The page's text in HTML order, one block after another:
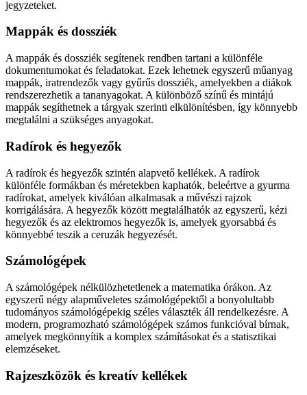
jegyzeteket.
Mappák és dossziék
A mappák és dossziék segítenek rendben tartani a különféle
dokumentumokat és feladatokat. Ezek lehetnek egyszerű műanyag
mappák, iratrendezők vagy gyűrűs dossziék, amelyekben a diákok
rendszerezhetik a tananyagokat. A különböző színű és mintájú
mappák segíthetnek a tárgyak szerinti elkülönítésben, így könnyebb
megtalálni a szükséges anyagokat.
Radírok és hegyezők
A radírok és hegyezők szintén alapvető kellékek. A radírok
különféle formákban és méretekben kaphatók, beleértve a gyurma
radírokat, amelyek kiválóan alkalmasak a művészi rajzok
korrigálására. A hegyezők között megtalálhatók az egyszerű, kézi
hegyezők és az elektromos hegyezők is, amelyek gyorsabbá és
könnyebbé teszik a ceruzák hegyezését.
Számológépek
A számológépek nélkülözhetetlenek a matematika órákon. Az
egyszerű négy alapműveletes számológépektől a bonyolultabb
tudományos számológépekig széles választék áll rendelkezésre. A
modern, programozható számológépek számos funkcióval bírnak,
amelyek megkönnyítik a komplex számításokat és a statisztikai
elemzéseket.
Rajzeszközök és kreatív kellékek